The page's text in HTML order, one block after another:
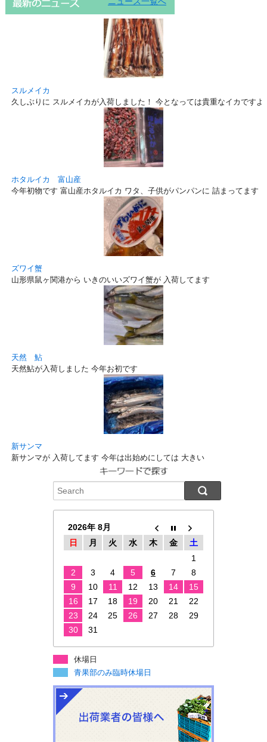
スルメイカ
久しぶりに スルメイカが入荷しました！ 今となっては貴重なイカですよ
ホタルイカ 富山産
今年初物です 富山産ホタルイカ ワタ、子供がパンパンに 詰まってます！
ズワイ蟹
山形県鼠ヶ関港から いきのいいズワイ蟹が 入荷してます
天然 鮎
天然鮎が入荷しました 今年お初です
新サンマ
新サンマが 入荷してます 今年は出始めにしては 大きい
2026年 8月
日
月 火 水 木 金
土
1
2
3 4 5 6 7
8
9
10 11 12 13 14
15
16
17 18 19 20 21
22
23
24 25 26 27 28
29
30
31
休場日
青果部のみ臨時休場日